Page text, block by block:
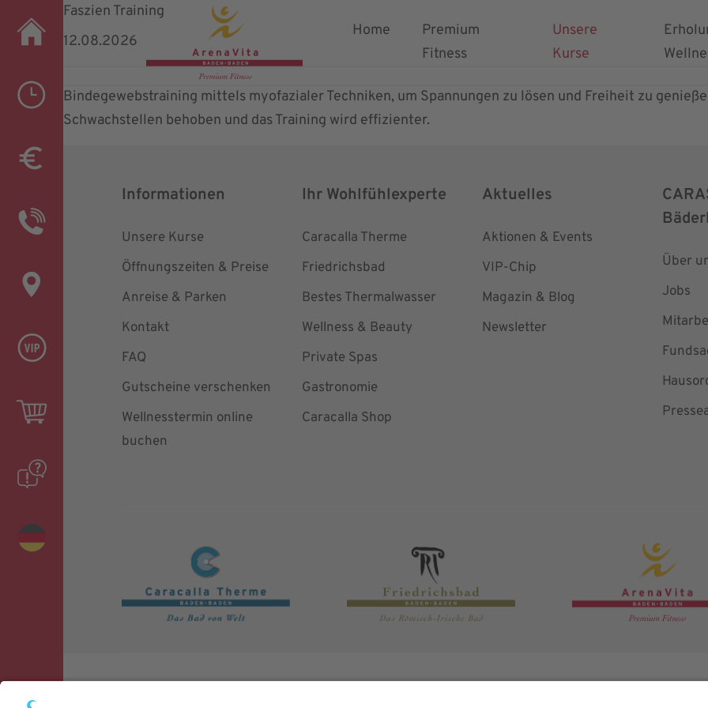
Home
Premium
Fitness
Unsere
Kurse
Faszien Training
12.08.2026
Bindegewebstraining mittels myofazialer Techniken, um Spannungen zu lösen und Freiheit zu
Schwachstellen behoben und das Training wird effizienter.
Informationen
Unsere Kurse
Öffnungszeiten & Preise
Anreise & Parken
Kontakt
FAQ
Gutscheine verschenken
Wellnesstermin online
buchen
Ihr Wohlfühlexperte
Caracalla Therme
Friedrichsbad
Bestes Thermalwasser
Wellness & Beauty
Private Spas
Gastronomie
Caracalla Shop
Aktuelles
Aktionen & Events
VIP-Chip
Magazin & Blog
Newsletter
Über
Jobs